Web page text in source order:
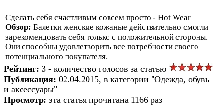
Сделать себя счастливым совсем просто - Hot Wear
Обзор: Балетки женские кожаные действительно смогли
зарекомендовать себя только с положительной стороны.
Они способны удовлетворить все потребности своего
потенциального покупателя.
Рейтинг: 3 - количество голосов за статью
Публикация: 02.04.2015, в категории "Одежда, обувь
и аксессуары"
Просмотр: эта статья прочитана 1166 раз